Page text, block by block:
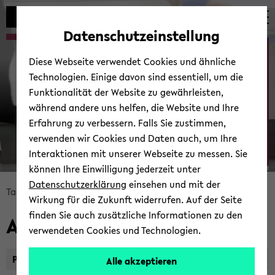
Automatische
vermeiden
zum
wechseln
zum
wechseln
zum
wechseln
Bread­
crumb
über­
sprin­
Tag des Schul­sports Ar­chiv
zu­rück zur Start­sei­te
© Uni­ver­si­tät Bie­le­feld
Ar­chiv
Pro­gramm/ Handouts 2024
Datenschutzeinstellung
Diese Webseite verwendet Cookies und ähnliche
Technologien. Einige davon sind essentiell, um die
Funktionalität der Website zu gewährleisten,
während andere uns helfen, die Website und Ihre
Erfahrung zu verbessern. Falls Sie zustimmen,
verwenden wir Cookies und Daten auch, um Ihre
Interaktionen mit unserer Webseite zu messen. Sie
können Ihre Einwilligung jederzeit unter
Datenschutzerklärung einsehen und mit der
Wirkung für die Zukunft widerrufen. Auf der Seite
finden Sie auch zusätzliche Informationen zu den
verwendeten Cookies und Technologien.
Alle akzeptieren